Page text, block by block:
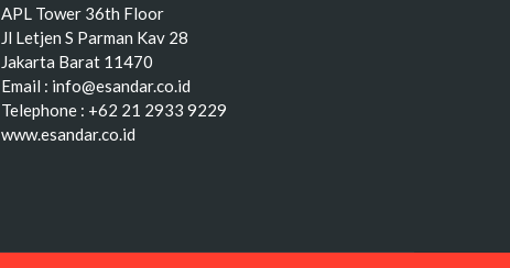
APL Tower 36th Floor
Jl Letjen S Parman Kav 28
Jakarta Barat 11470
Email : info@esandar.co.id
Telephone : +62 21 2933 9229
www.esandar.co.id